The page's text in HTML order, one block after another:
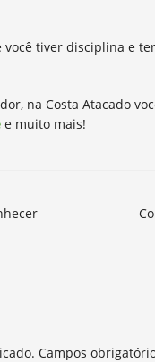
tiver disciplina e
na Costa Atacado
e muito mais!
Campos